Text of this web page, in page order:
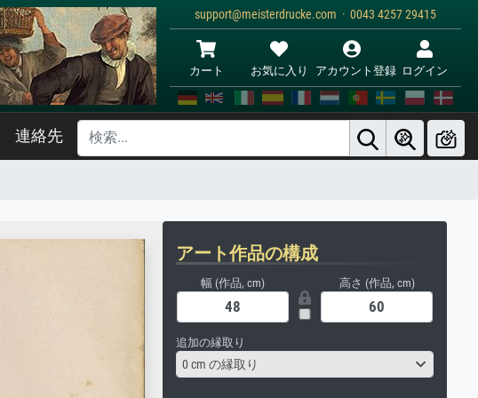
support@meisterdrucke.com · 0043 4257 29415
カート お気に入り アカウント登録 ログイン
連絡先
アート作品の構成
幅 (作品, cm) 高さ (作品, cm)
追加の縁取り
0 cm の縁取り